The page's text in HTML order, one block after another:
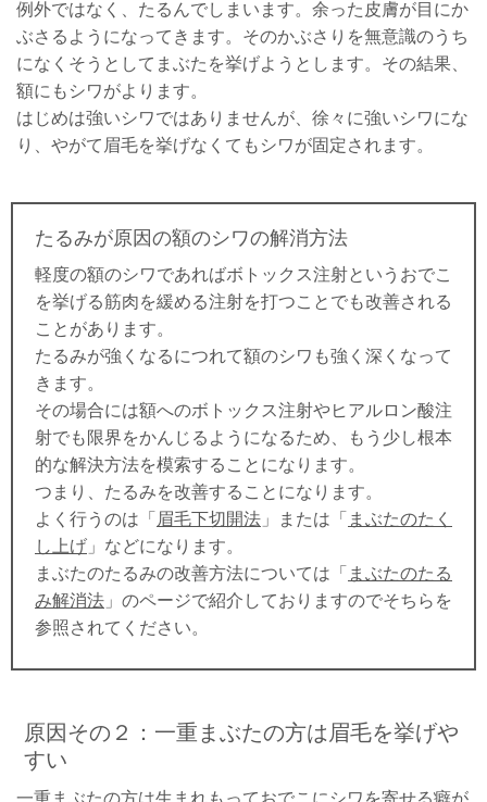
例外ではなく、たるんでしまいます。余った皮膚が目にか
ぶさるようになってきます。そのかぶさりを無意識のうち
になくそうとしてまぶたを挙げようとします。その結果、
額にもシワがよります。
はじめは強いシワではありませんが、徐々に強いシワにな
り、やがて眉毛を挙げなくてもシワが固定されます。
たるみが原因の額のシワの解消方法
軽度の額のシワであればボトックス注射というおでこ
を挙げる筋肉を緩める注射を打つことでも改善される
ことがあります。
たるみが強くなるにつれて額のシワも強く深くなって
きます。
その場合には額へのボトックス注射やヒアルロン酸注
射でも限界をかんじるようになるため、もう少し根本
的な解決方法を模索することになります。
つまり、たるみを改善することになります。
よく行うのは「 眉毛下切開法 」または「 まぶたのたく
し上げ 」などになります。
まぶたのたるみの改善方法については「 まぶたのたる
み解消法 」のページで紹介しておりますのでそちらを
参照されてください。
原因その２：一重まぶたの方は眉毛を挙げや
すい
一重まぶたの方は生まれもっておでこにシワを寄せる癖が